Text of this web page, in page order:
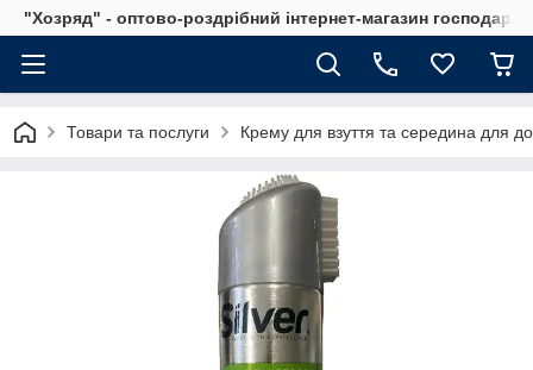
"Хозряд" - оптово-роздрібний інтернет-магазин
Товари та послуги Крему для взуття та середина для